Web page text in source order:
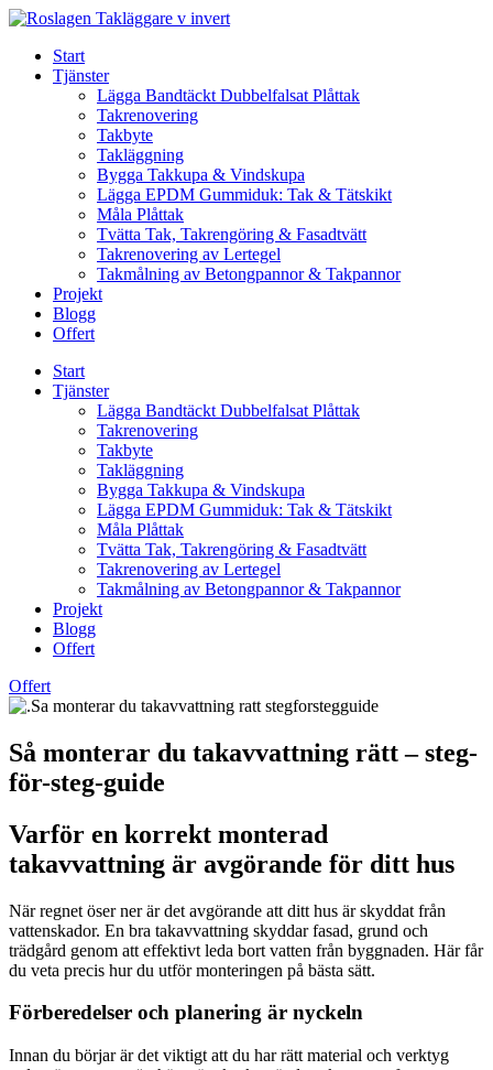
Skip
contentStart
Tjänster
Lägga Bandtäckt Dubbelfalsat Plåttak
Takrenovering
Takbyte
Takläggning
Bygga Takkupa & Vindskupa
Lägga EPDM Gummiduk: Tak & Tätskikt
Måla Plåttak
Tvätta Tak, Takrengöring & Fasadtvätt
Takrenovering av Lertegel
Takmålning av Betongpannor & Takpannor
Projekt
Blogg
Offert
Start
Tjänster
Lägga Bandtäckt Dubbelfalsat Plåttak
Takrenovering
Takbyte
Takläggning
Bygga Takkupa & Vindskupa
Lägga EPDM Gummiduk: Tak & Tätskikt
Måla Plåttak
Tvätta Tak, Takrengöring & Fasadtvätt
Takrenovering av Lertegel
Takmålning av Betongpannor & Takpannor
Projekt
Blogg
Offert
Offert
Så monterar du takavvattning rätt – steg-
för-steg-guide
Varför en korrekt monterad
takavvattning är avgörande för ditt hus
När regnet öser ner är det avgörande att ditt hus är skyddat från
vattenskador. En bra takavvattning skyddar fasad, grund och
trädgård genom att effektivt leda bort vatten från byggnaden. Här får
du veta precis hur du utför monteringen på bästa sätt.
Förberedelser och planering är nyckeln
Innan du börjar är det viktigt att du har rätt material och verktyg